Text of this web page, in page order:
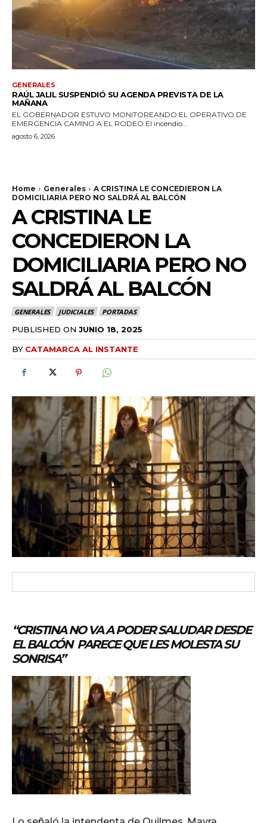
GENERALES
RAÚL JALIL SUSPENDIÓ SU AGENDA PREVISTA DE LA
MAÑANA
EL GOBERNADOR ESTUVO MONITOREANDO EL OPERATIVO DE
EMERGENCIA CAMINO A EL RODEO El incendio...
agosto 6, 2026